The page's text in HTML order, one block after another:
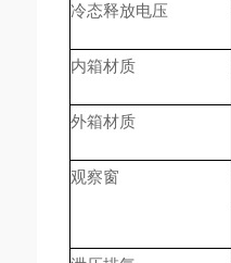
冷态释放电压
内箱材质
外箱材质
观察窗